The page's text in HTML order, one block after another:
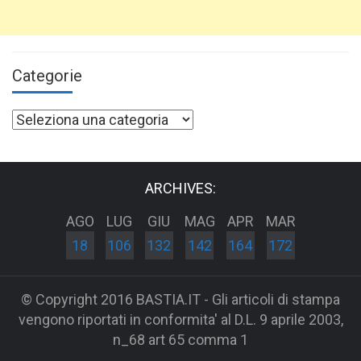
Categorie
Categorie
ARCHIVES:
AGO
18
LUG
106
GIU
132
MAG
142
APR
164
MAR
172
© Copyright 2016 BASTIA.IT - Gli articoli di stampa
vengono riportati in conformita' al D.L. 9 aprile 2003,
n_68 art 65 comma 1